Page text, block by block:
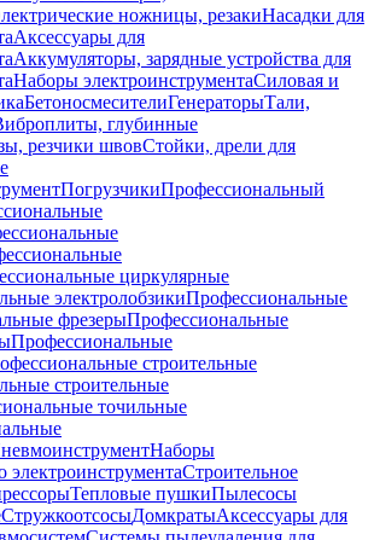
ножницы, резакиНасадки для
Аксессуары для
Аккумуляторы, зарядные устройства для
Наборы электроинструментаСиловая и
БетоносмесителиГенераторыТали,
глубинные
резчики швовСтойки, дрели для
ПогрузчикиПрофессиональный
циркулярные
электролобзикиПрофессиональные
фрезерыПрофессиональные
Профессиональные
строительные
строительные
точильные
Наборы
электроинструментаСтроительное
Тепловые пушкиПылесосы
СтружкоотсосыДомкратыАксессуары для